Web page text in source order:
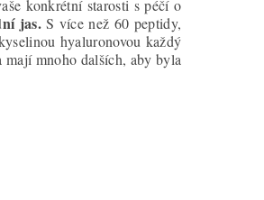
konkrétní starosti s péčí o
jas.S více než 60 peptidy,
hyaluronovou každý
mají mnoho dalších, aby byla